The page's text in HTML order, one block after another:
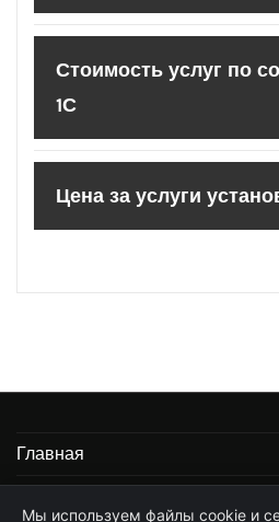
Стоимость услуг по
1С
Цена за услуги
Главная
Мы используем файлы cookie и